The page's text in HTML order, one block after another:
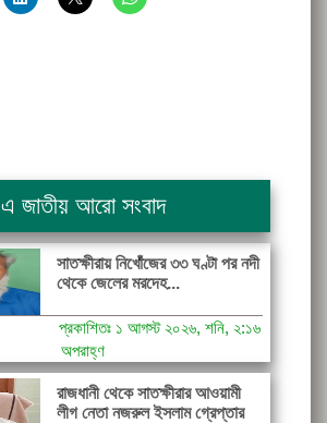
এ জাতীয় আরো সংবাদ
সাতক্ষীরায় নিখোঁজের ৩৩ ঘণ্টা পর নদী
থেকে জেলের মরদেহ...
প্রকাশিতঃ ১ আগস্ট ২০২৬, শনি, ২:১৬
অপরাহ্ণ
রাজধানী থেকে সাতক্ষীরার আওয়ামী
লীগ নেতা নজরুল ইসলাম গ্রেপ্তার